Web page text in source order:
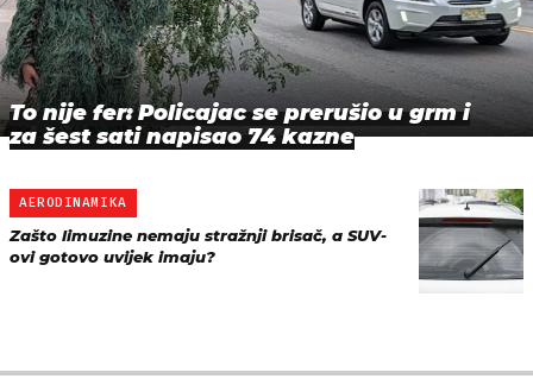
To nije fer: Policajac se prerušio u grm i
za šest sati napisao 74 kazne
AERODINAMIKA
Zašto limuzine nemaju stražnji brisač, a SUV-
ovi gotovo uvijek imaju?